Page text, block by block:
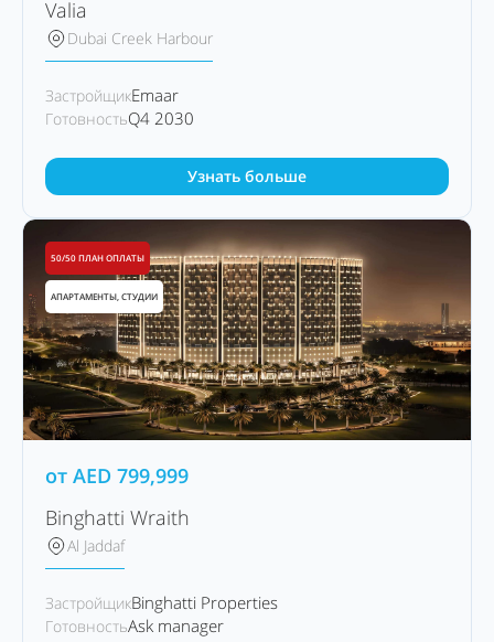
Valia
Dubai Creek Harbour
ЗастройщикEmaar
ГотовностьQ4 2030
Узнать больше
50/50 ПЛАН ОПЛАТЫ
АПАРТАМЕНТЫ, СТУДИИ
от AED 799,999
Binghatti Wraith
Al Jaddaf
ЗастройщикBinghatti Properties
ГотовностьAsk manager